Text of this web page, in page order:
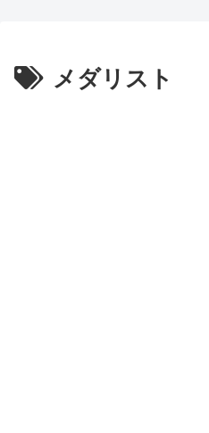
メダリスト